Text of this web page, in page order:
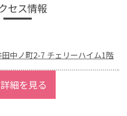
セス情報
中ノ町2-7 チェリーハイム1階
細を見る